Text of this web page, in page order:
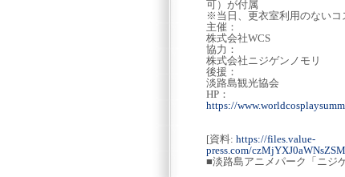
可）が付属
※当日、更衣室利用のないコ
主催：
株式会社WCS
協力：
株式会社ニジゲンノモリ
後援：
淡路島観光協会
HP：
https://
[資料: https://files.value-
press.com/
■淡路島アニメパーク「ニジ